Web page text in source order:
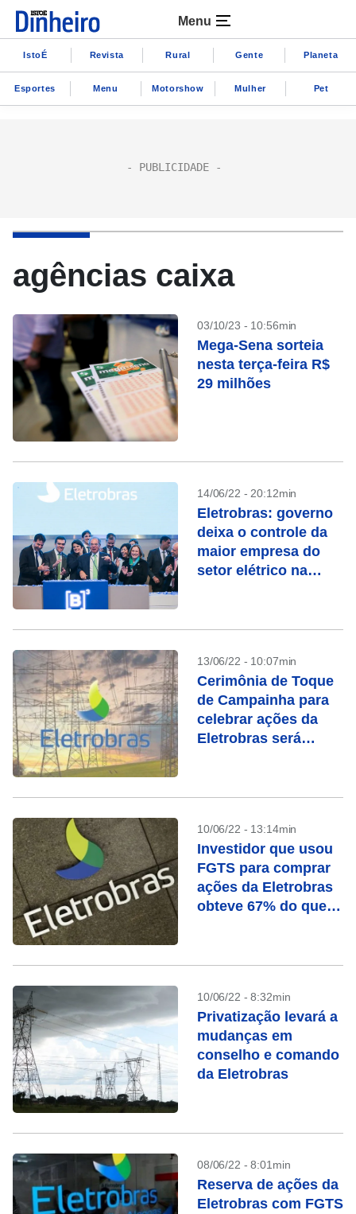
Menu
IstoÉ Revista Rural Gente Planeta
Esportes Menu Motorshow Mulher Pet
agências caixa
03/10/23 - 10:56min
Mega-Sena sorteia
nesta terça-feira R$
29 milhões
14/06/22 - 20:12min
Eletrobras: governo
deixa o controle da
maior empresa do
setor elétrico na
13/06/22 - 10:07min
Cerimônia de Toque
de Campainha para
celebrar ações da
Eletrobras será
10/06/22 - 13:14min
Investidor que usou
FGTS para comprar
ações da Eletrobras
obteve 67% do que
10/06/22 - 8:32min
Privatização levará a
mudanças em
conselho e comando
da Eletrobras
08/06/22 - 8:01min
Reserva de ações da
Eletrobras com FGTS